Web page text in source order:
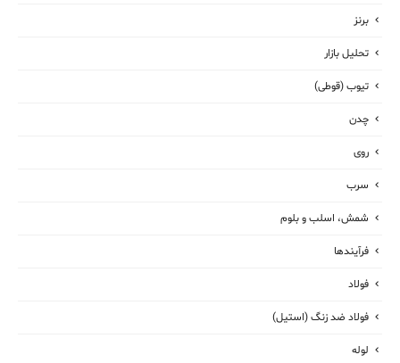
برنز
تحلیل بازار
تیوب (قوطی)
چدن
روی
سرب
شمش، اسلب و بلوم
فرآیندها
فولاد
فولاد ضد زنگ (استیل)
لوله